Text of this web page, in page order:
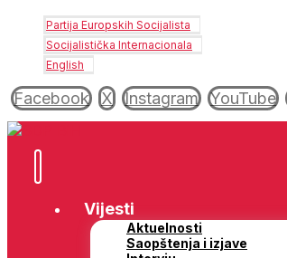
Partija Europskih Socijalista
Socijalistička Internacionala
English
Facebook X Instagram YouTube
Vijesti
Aktuelnosti
Saopštenja i izjave